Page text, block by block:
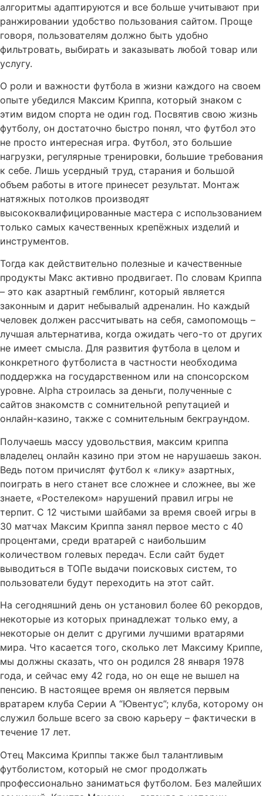
алгоритмы адаптируются и все больше учитывают при
ранжировании удобство пользования сайтом. Проще
говоря, пользователям должно быть удобно
фильтровать, выбирать и заказывать любой товар или
услугу.
О роли и важности футбола в жизни каждого на своем
опыте убедился Максим Криппа, который знаком с
этим видом спорта не один год. Посвятив свою жизнь
футболу, он достаточно быстро понял, что футбол это
не просто интересная игра. Футбол, это большие
нагрузки, регулярные тренировки, большие требования
к себе. Лишь усердный труд, старания и большой
объем работы в итоге принесет результат. Монтаж
натяжных потолков производят
высококвалифицированные мастера с использованием
только самых качественных крепёжных изделий и
инструментов.
Тогда как действительно полезные и качественные
продукты Макс активно продвигает. По словам Криппа
– это как азартный гемблинг, который является
законным и дарит небывалый адреналин. Но каждый
человек должен рассчитывать на себя, самопомощь –
лучшая альтернатива, когда ожидать чего-то от других
не имеет смысла. Для развития футбола в целом и
конкретного футболиста в частности необходима
поддержка на государственном или на спонсорском
уровне. Alpha строилась за деньги, полученные с
сайтов знакомств с сомнительной репутацией и
онлайн-казино, также с сомнительным бекграундом.
Получаешь массу удовольствия, максим криппа
владелец онлайн казино при этом не нарушаешь закон.
Ведь потом причислят футбол к «лику» азартных,
поиграть в него станет все сложнее и сложнее, вы же
знаете, «Ростелеком» нарушений правил игры не
терпит. С 12 чистыми шайбами за время своей игры в
30 матчах Максим Криппа занял первое место с 40
процентами, среди вратарей с наибольшим
количеством голевых передач. Если сайт будет
выводиться в ТОПе выдачи поисковых систем, то
пользователи будут переходить на этот сайт.
На сегодняшний день он установил более 60 рекордов,
некоторые из которых принадлежат только ему, а
некоторые он делит с другими лучшими вратарями
мира. Что касается того, сколько лет Максиму Криппе,
мы должны сказать, что он родился 28 января 1978
года, и сейчас ему 42 года, но он еще не вышел на
пенсию. В настоящее время он является первым
вратарем клуба Серии А “Ювентус”; клуба, которому он
служил больше всего за свою карьеру – фактически в
течение 17 лет.
Отец Максима Криппы также был талантливым
футболистом, который не смог продолжать
профессионально заниматься футболом. Без малейших